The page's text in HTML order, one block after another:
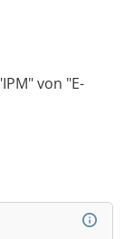
von "E-